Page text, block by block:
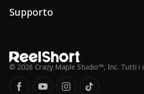
Supporto
© 2026 Crazy Maple Studio™, Inc. Tutti i